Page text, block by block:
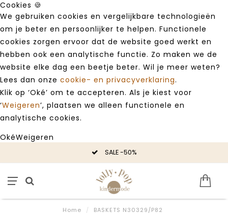
Cookies 🍪
We gebruiken cookies en vergelijkbare technologieën
om je beter en persoonlijker te helpen. Functionele
cookies zorgen ervoor dat de website goed werkt en
hebben ook een analytische functie. Zo maken we de
website elke dag een beetje beter. Wil je meer weten?
Lees dan onze cookie- en privacyverklaring.
Klik op ‘Oké’ om te accepteren. Als je kiest voor
‘Weigeren’, plaatsen we alleen functionele en
analytische cookies.
OkéWeigeren
SALE -50%
Home / BASKETS N30329/P82